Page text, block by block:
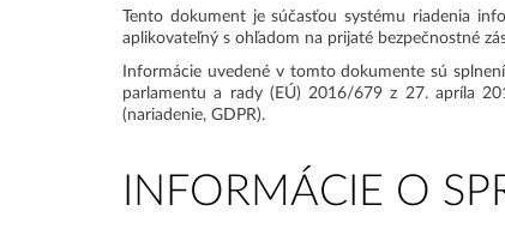
Tento dokument je súčasťou systému riadenia
aplikovateľný s ohľadom na prijaté bezpečnostné
Informácie uvedené v tomto dokumente sú
parlamentu a rady (EÚ) 2016/679 z 27. apríla
(nariadenie, GDPR).
INFORMÁCIE O